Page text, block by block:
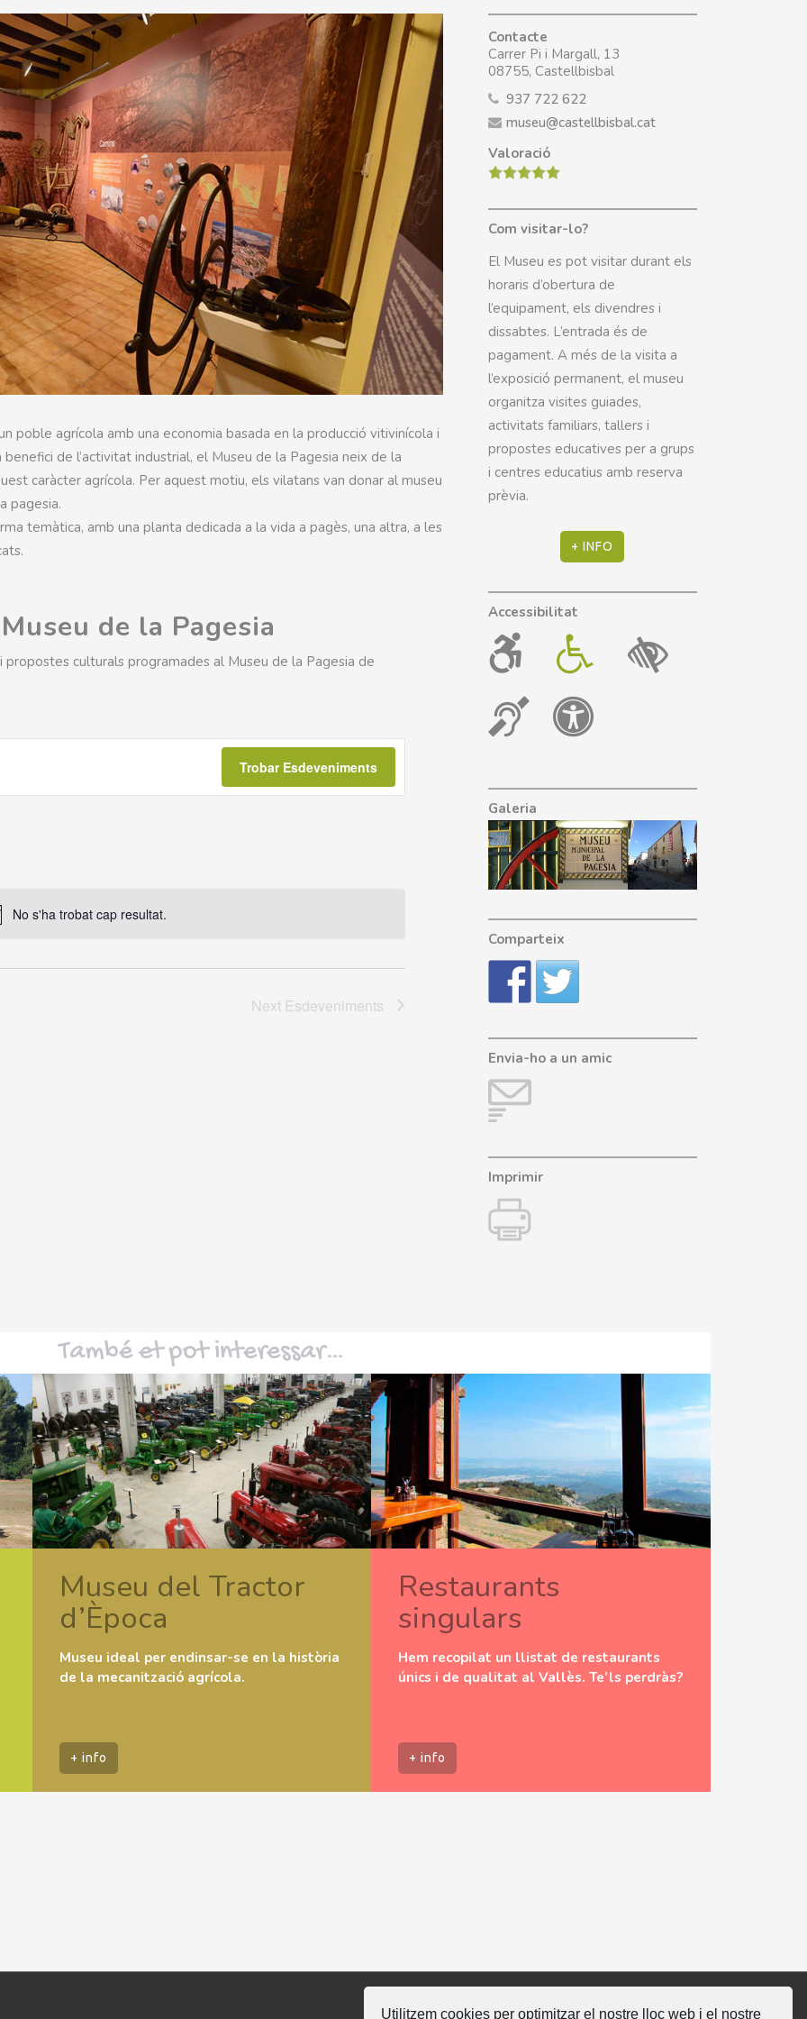
Utilitzem cookies per optimitzar el nostre lloc web i el nostre
poble agrícola amb una economia basada en la producció vitivinícola i
de l’activitat industrial, el Museu de la Pagesia neix de la
caràcter agrícola. Per aquest motiu, els vilatans van donar al museu
pagesia.
temàtica, amb una planta dedicada a la vida a pagès, una altra, a les
de la Pagesia
culturals programades al Museu de la Pagesia de
No s'ha trobat cap resultat.
Trobar Esdeveniments
Next Esdeveniments
Contacte
Carrer Pi i Margall, 13
08755, Castellbisbal
937 722 622
museu@castellbisbal.cat
Valoració
Com visitar-lo?
El Museu es pot visitar durant els
horaris d’obertura de
l’equipament, els divendres i
dissabtes. L’entrada és de
pagament. A més de la visita a
l’exposició permanent, el museu
organitza visites guiades,
activitats familiars, tallers i
propostes educatives per a grups
i centres educatius amb reserva
prèvia.
+ INFO
Accessibilitat
Galeria
Comparteix
Envia-ho a un amic
Imprimir
També et pot interessar…
Museu del Tractor
d’Època
Museu ideal per endinsar-se en la història
de la mecanització agrícola.
+ info
Restaurants
singulars
Hem recopilat un llistat de restaurants
únics i de qualitat al Vallès. Te’ls perdràs?
+ info